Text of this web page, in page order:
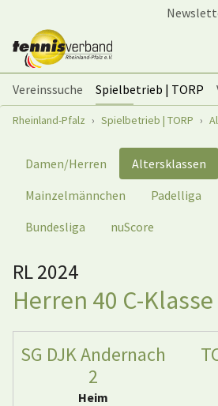
Vereinssuche Spielbetrieb | TORP
Sie sind hier:
Rheinland-Pfalz Spielbetrieb | TORP
Damen/Herren Altersklassen
Mainzelmännchen
Padelliga
Bundesliga
nuScore
RL 2024
Herren 40 C-Klasse
SG DJK Andernach
2
Heim